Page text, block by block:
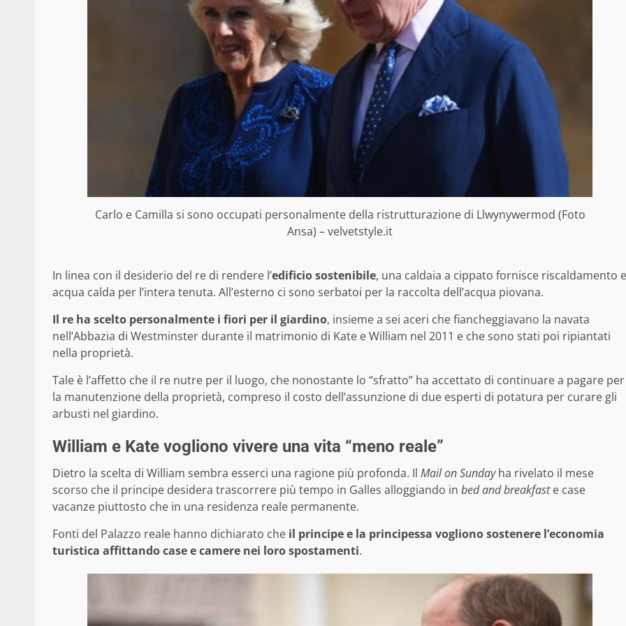
Carlo e Camilla si sono occupati personalmente della ristrutturazione di Llwynywermod (Foto
Ansa) – velvetstyle.it
In linea con il desiderio del re di rendere l’edificio sostenibile, una caldaia a cippato fornisce riscaldamento e
acqua calda per l’intera tenuta. All’esterno ci sono serbatoi per la raccolta dell’acqua piovana.
Il re ha scelto personalmente i fiori per il giardino, insieme a sei aceri che fiancheggiavano la navata
nell’Abbazia di Westminster durante il matrimonio di Kate e William nel 2011 e che sono stati poi ripiantati
nella proprietà.
Tale è l’affetto che il re nutre per il luogo, che nonostante lo “sfratto” ha accettato di continuare a pagare per
la manutenzione della proprietà, compreso il costo dell’assunzione di due esperti di potatura per curare gli
arbusti nel giardino.
William e Kate vogliono vivere una vita “meno reale”
Dietro la scelta di William sembra esserci una ragione più profonda. Il Mail on Sundayha rivelato il mese
scorso che il principe desidera trascorrere più tempo in Galles alloggiando in bed and breakfaste case
vacanze piuttosto che in una residenza reale permanente.
Fonti del Palazzo reale hanno dichiarato che il principe e la principessa vogliono sostenere l’economia
turistica affittando case e camere nei loro spostamenti.